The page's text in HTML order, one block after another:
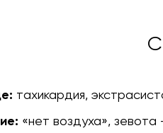
тахикардия,
«нет воздуха»,